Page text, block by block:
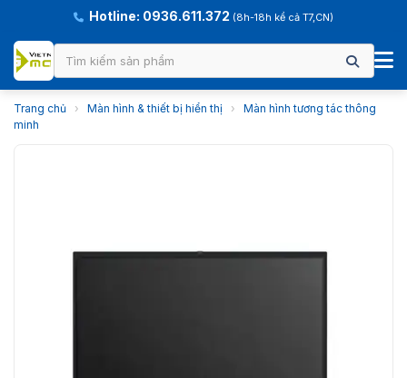
Hotline: 0936.611.372 (8h-18h kể cả T7,CN)
Trang chủ › Màn hình & thiết bị hiển thị ›
Màn hình tương tác thông
minh